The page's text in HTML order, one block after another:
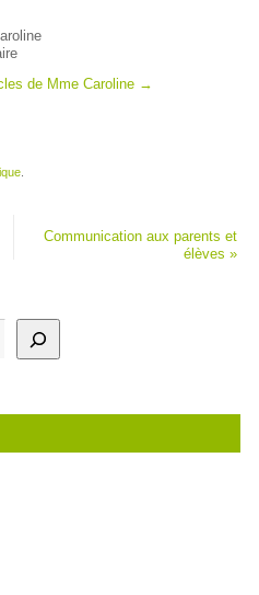
de Mme Caroline →
Communication aux parents et
élèves»